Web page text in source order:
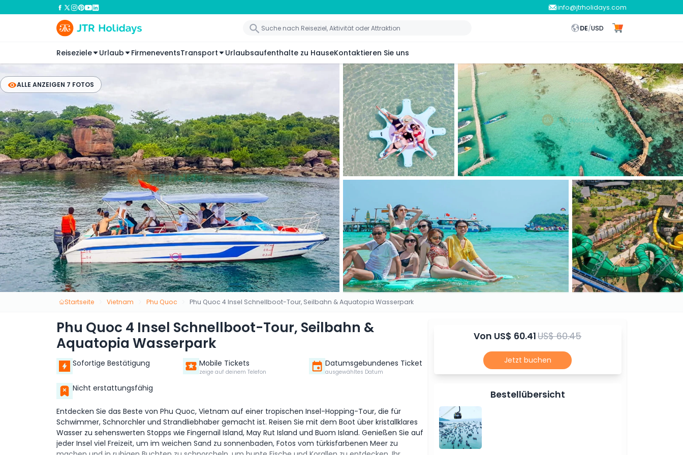
info@jtrholidays.com
DE/USD
Reiseziele Urlaub FirmeneventsTransport Urlaubsaufenthalte zu HauseKontaktieren Sie uns
ALLE ANZEIGEN 7 FOTOS
Startseite Vietnam Phu Quoc Phu Quoc 4 Insel Schnellboot-Tour, Seilbahn & Aquatopia Wasserpark
Phu Quoc 4 Insel Schnellboot-Tour, Seilbahn &
Aquatopia Wasserpark
Sofortige Bestätigung Mobile Tickets
zeige auf deinem Telefon
Datumsgebundenes Ticket
ausgewähltes Datum
Nicht erstattungsfähig
Entdecken Sie das Beste von Phu Quoc, Vietnam auf einer tropischen Insel-Hopping-Tour, die für
Schwimmer, Schnorchler und Strandliebhaber gemacht ist. Reisen Sie mit dem Boot über kristallklares
Wasser zu sehenswerten Stopps wie Fingernail Island, May Rut Island und Buom Island. Genießen Sie auf
jeder Insel viel Freizeit, um im weichen Sand zu sonnenbaden, Fotos vom türkisfarbenen Meer zu
Von US$ 60.41US$ 60.45
Jetzt buchen
Bestellübersicht